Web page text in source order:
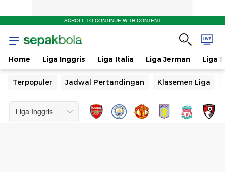
SCROLL TO CONTINUE WITH CONTENT
Home Liga Inggris Liga Italia Liga Jerman Liga
Terpopuler Jadwal Pertandingan Klasemen Liga